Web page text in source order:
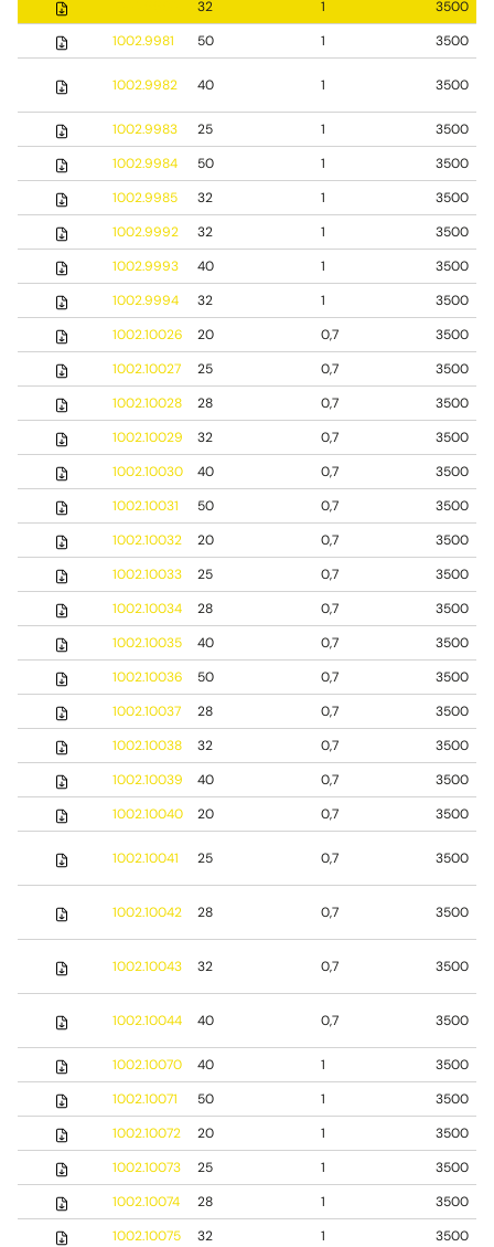
32 1
3500
1002.9981
50 1 3500
1002.9982 40 1 3500
1002.9983 25 1
3500
1002.9984
50 1
3500
1002.9985
32 1
3500
1002.9992
32 1
3500
1002.9993
40 1
3500
1002.9994
32 1
3500
1002.10026
20 0,7
3500
1002.10027
25 0,7
3500
1002.10028
28 0,7
3500
1002.10029
32 0,7
3500
1002.10030
40 0,7
3500
1002.10031
50 0,7
3500
1002.10032
20 0,7
3500
1002.10033
25 0,7
3500
1002.10034
28 0,7
3500
1002.10035
40 0,7
3500
1002.10036
50 0,7
3500
1002.10037
28 0,7
3500
1002.10038
32 0,7
3500
1002.10039
40 0,7
3500
1002.10040
20 0,7 3500
1002.10041 25 0,7 3500
1002.10042 28 0,7 3500
1002.10043 32 0,7 3500
1002.10044 40 0,7 3500
1002.10070 40 1
3500
1002.10071
50 1
3500
1002.10072
20 1
3500
1002.10073
25 1
3500
1002.10074
28 1
3500
1002.10075
32 1
3500